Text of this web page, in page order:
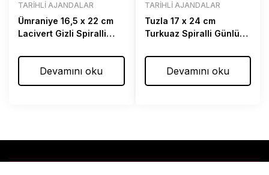
TARIHLI AJANDALAR
Ümraniye 16,5 x 22 cm
Lacivert Gizli Spiralli
Devamını oku
TARIHLI AJANDALAR
Tuzla 17 x 24 cm
Turkuaz Spiralli Günlük
Devamını oku